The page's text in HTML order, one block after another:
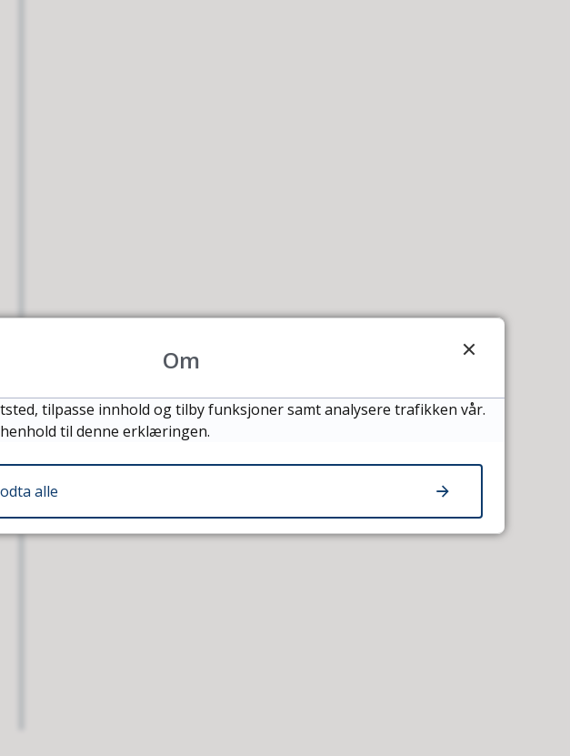
Om
tilpasse innhold og tilby funksjoner samt analysere trafikken vår.
til denne erklæringen.
alle